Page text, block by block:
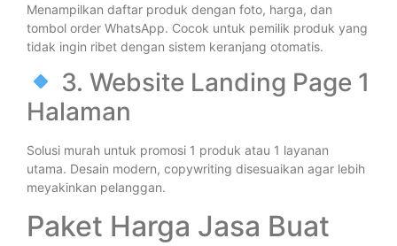
Menampilkan daftar produk dengan foto, harga, dan
tombol order WhatsApp. Cocok untuk pemilik produk yang
tidak ingin ribet dengan sistem keranjang otomatis.
3. Website Landing Page 1
Halaman
Solusi murah untuk promosi 1 produk atau 1 layanan
utama. Desain modern, copywriting disesuaikan agar lebih
meyakinkan pelanggan.
Paket Harga Jasa Buat